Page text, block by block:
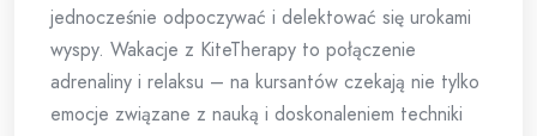
jednocześnie odpoczywać i delektować się urokami
wyspy. Wakacje z KiteTherapy to połączenie
adrenaliny i relaksu – na kursantów czekają nie tylko
emocje związane z nauką i doskonaleniem techniki